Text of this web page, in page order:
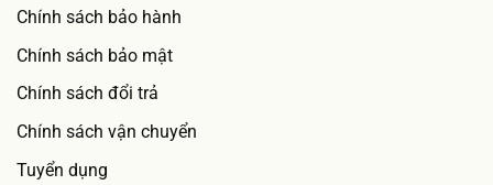
Chính sách bảo hành
Chính sách bảo mật
Chính sách đổi trả
Chính sách vận chuyển
Tuyển dụng